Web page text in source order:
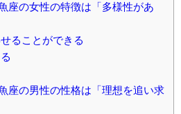
座の女性の特徴は「多様性があ
ることができる
座の男性の性格は「理想を追い求